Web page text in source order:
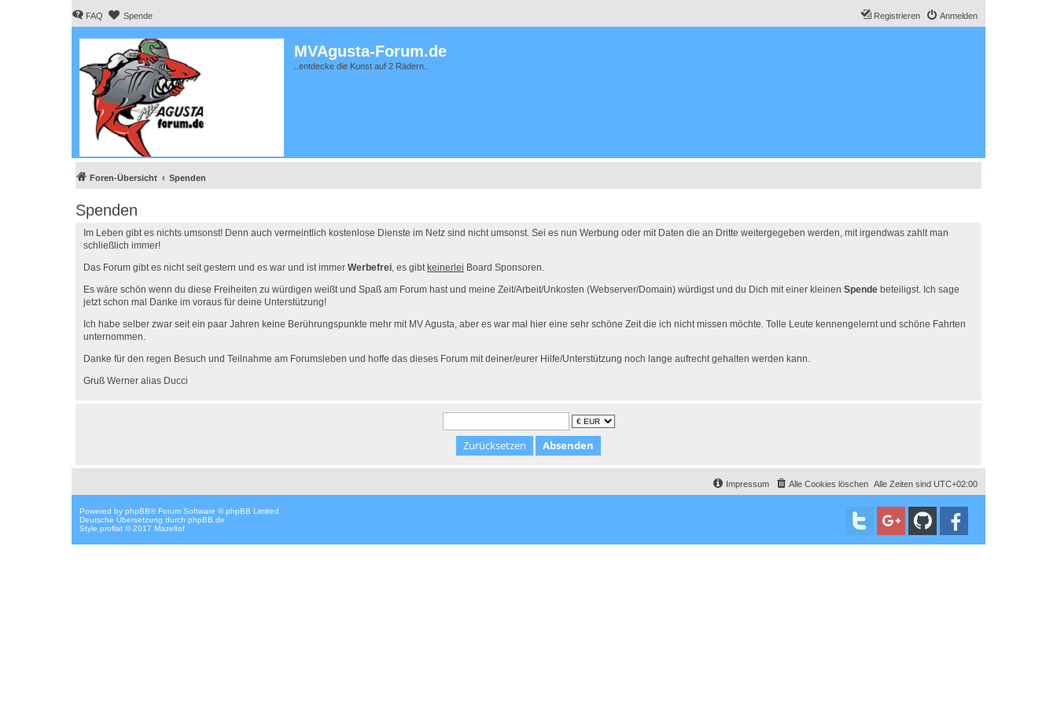
FAQ Spende Anmelden
Registrieren
MVAgusta-Forum.de
..entdecke die Kunst auf 2 Rädern..
Foren-Übersicht Spenden
Spenden
Im Leben gibt es nichts umsonst! Denn auch vermeintlich kostenlose Dienste im Netz sind nicht umsonst. Sei es nun Werbung oder mit Daten die an Dritte weitergegeben werden, mit irgendwas zahlt man
schließlich immer!
Das Forum gibt es nicht seit gestern und es war und ist immer Werbefrei, es gibt keinerlei Board Sponsoren.
Es wäre schön wenn du diese Freiheiten zu würdigen weißt und Spaß am Forum hast und meine Zeit/Arbeit/Unkosten (Webserver/Domain) würdigst und du Dich mit einer kleinen Spende beteiligst. Ich sage
jetzt schon mal Danke im voraus für deine Unterstützung!
Ich habe selber zwar seit ein paar Jahren keine Berührungspunkte mehr mit MV Agusta, aber es war mal hier eine sehr schöne Zeit die ich nicht missen möchte. Tolle Leute kennengelernt und schöne Fahrten
unternommen.
Danke für den regen Besuch und Teilnahme am Forumsleben und hoffe das dieses Forum mit deiner/eurer Hilfe/Unterstützung noch lange aufrecht gehalten werden kann.
Gruß Werner alias Ducci
Alle Zeiten sind UTC+02:00
Alle Cookies löschen
Impressum
Powered by phpBB® Forum Software © phpBB Limited
Deutsche Übersetzung durch phpBB.de
Style proflat © 2017 Mazeltof